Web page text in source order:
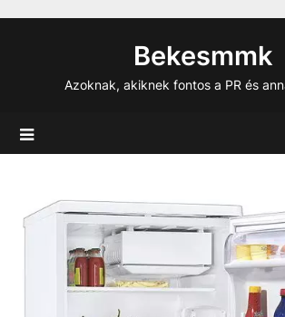
Bekesmmk
Azoknak, akiknek fontos a PR és